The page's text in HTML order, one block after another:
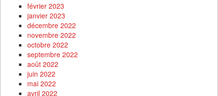
février 2023
janvier 2023
décembre 2022
novembre 2022
octobre 2022
septembre 2022
août 2022
juin 2022
mai 2022
avril 2022